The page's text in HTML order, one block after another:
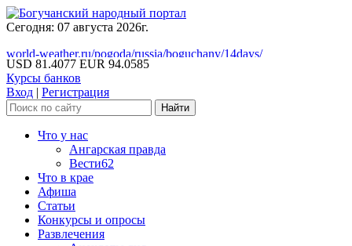
Сегодня: 07 августа 2026г.
world-weather.ru/pogoda/russia/boguchany/14days/
USD 81.4077 EUR 94.0585
Курсы банков
Вход | Регистрация
Что у нас
Ангарская правда
Вести62
Что в крае
Афиша
Статьи
Конкурсы и опросы
Развлечения